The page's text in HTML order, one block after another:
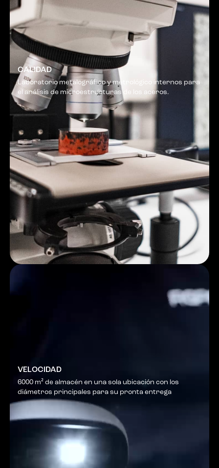
CALIDAD
Laboratorio metalográfico y metrológico internos para
el análisis de microestructuras de los aceros.
VELOCIDAD
6000 m² de almacén en una sola ubicación con los
diámetros principales para su pronta entrega